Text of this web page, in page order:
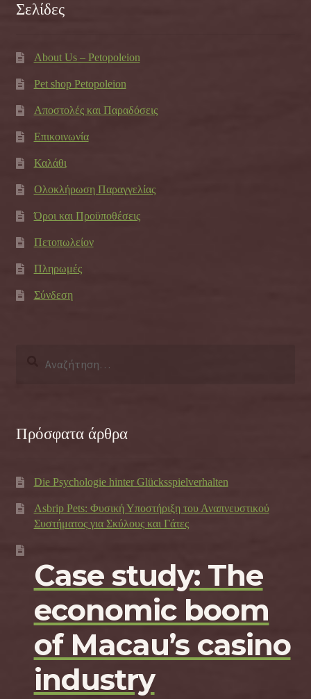
Σελίδες
About Us – Petopoleion
Pet shop Petopoleion
Αποστολές και Παραδόσεις
Επικοινωνία
Καλάθι
Ολοκλήρωση Παραγγελίας
Όροι και Προϋποθέσεις
Πετοπωλείον
Πληρωμές
Σύνδεση
Πρόσφατα άρθρα
Die Psychologie hinter Glücksspielverhalten
Asbrip Pets: Φυσική Υποστήριξη του Αναπνευστικού
Συστήματος για Σκύλους και Γάτες
Case study: The
economic boom
of Macau’s casino
industry